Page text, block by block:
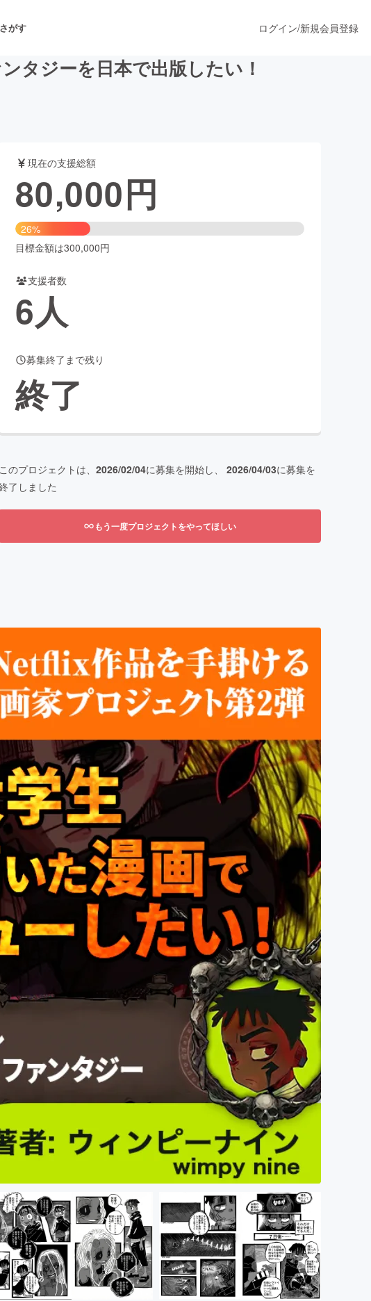
がす
ーマンス
ファッション
・ヘルスケア
ログイン/新規会員登録
タジーを日本で出版したい！
現在の支援総額
80,000円
26%
目標金額は300,000円
支援者数
6人
募集終了まで残り
終了
このプロジェクトは、 2026/02/04に募集を開始し、 2026/04/03に募集を
了しました
もう一度プロジェクトをやってほしい